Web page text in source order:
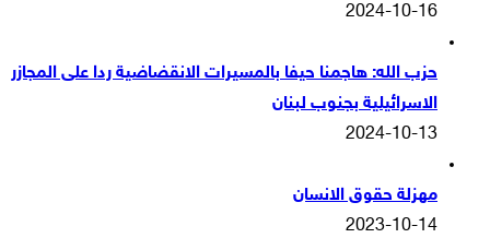
2024-10-16
حزب الله: هاجمنا حيفا بالمسيرات الانقضاضية ردا على المجازر
الاسرائيلية بجنوب لبنان
2024-10-13
مهزلة حقوق الانسان
2023-10-14